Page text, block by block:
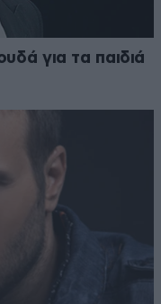
για τα παιδιά